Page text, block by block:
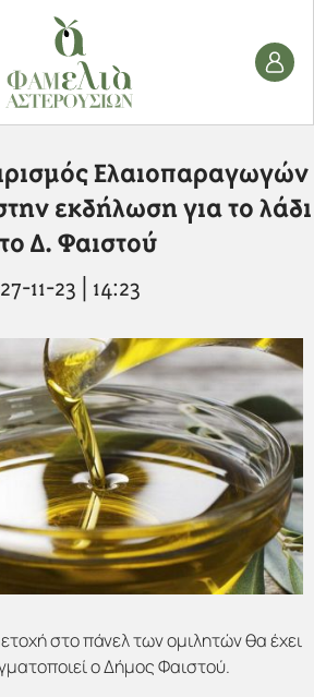
Ελαιοπαραγωγών
εκδήλωση για το λάδι
Δ. Φαιστού
27-11-23 | 14:23
στο πάνελ των ομιλητών θα έχει
ο Δήμος Φαιστού.